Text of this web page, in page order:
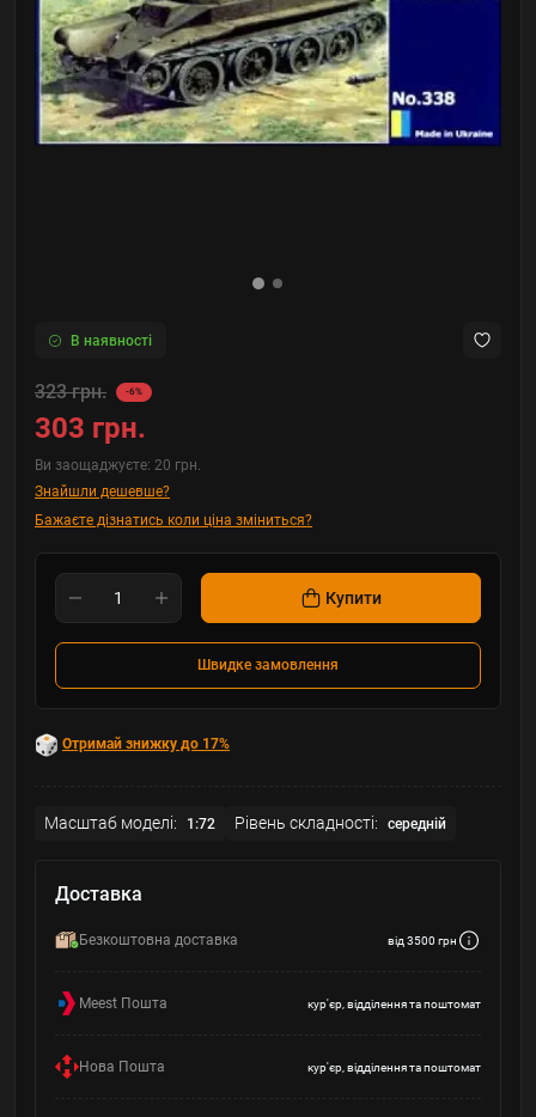
В наявності
323 грн. -6%
303 грн.
Ви заощаджуєте: 20 грн.
Знайшли дешевше?
Бажаєте дізнатись коли ціна зміниться?
Купити
Швидке замовлення
Отримай знижку до 17%
Масштаб моделі: 1:72 Рівень складності: середній
Доставка
Безкоштовна доставка від 3500 грн
Meest Пошта кур'єр, відділення та поштомат
Нова Пошта кур'єр, відділення та поштомат